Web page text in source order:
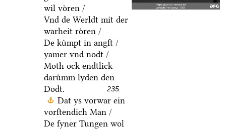
wil voͤren /
Vnd de Werldt mit der
warheit roͤren /
De kuͤmpt in angſt /
yamer vnd nodt /
Moth ock endtlick
daruͤmm lyden den
Dodt.
235.
Dat ys vorwar ein
vorſtendich Man /
De ſyner Tungen wol